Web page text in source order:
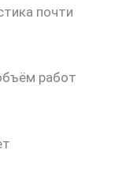
почти
работ